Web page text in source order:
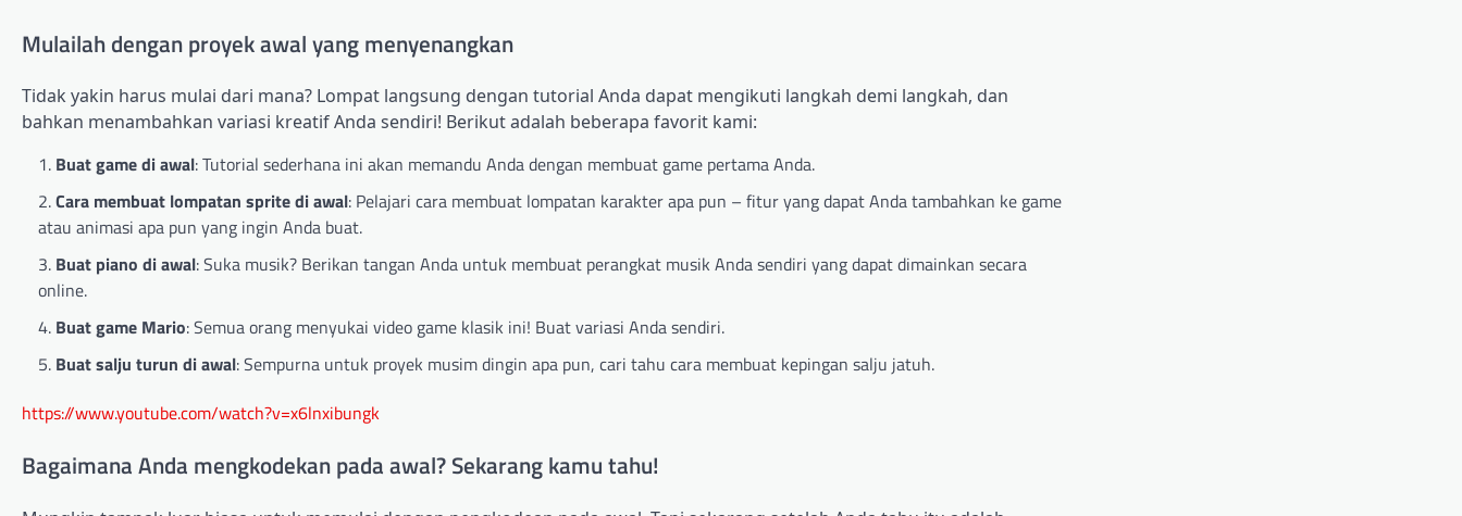
Mulailah dengan proyek awal yang menyenangkan
Tidak yakin harus mulai dari mana? Lompat langsung dengan tutorial Anda dapat mengikuti langkah demi langkah, dan
bahkan menambahkan variasi kreatif Anda sendiri! Berikut adalah beberapa favorit kami:
Buat game di awal: Tutorial sederhana ini akan memandu Anda dengan membuat game pertama Anda.
Cara membuat lompatan sprite di awal: Pelajari cara membuat lompatan karakter apa pun – fitur yang dapat Anda tambahkan ke game
atau animasi apa pun yang ingin Anda buat.
Buat piano di awal: Suka musik? Berikan tangan Anda untuk membuat perangkat musik Anda sendiri yang dapat dimainkan secara
online.
Buat game Mario: Semua orang menyukai video game klasik ini! Buat variasi Anda sendiri.
Buat salju turun di awal: Sempurna untuk proyek musim dingin apa pun, cari tahu cara membuat kepingan salju jatuh.
https://www.youtube.com/watch?v=x6lnxibungk
Bagaimana Anda mengkodekan pada awal? Sekarang kamu tahu!